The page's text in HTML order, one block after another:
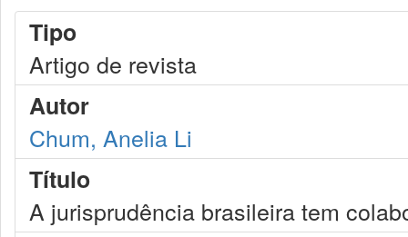
Tipo
Artigo de revista
Autor
Chum, Anelia Li
Título
A jurisprudência brasileira tem